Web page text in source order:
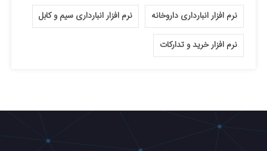
نرم افزار انبارداری داروخانه نرم افزار انبارداری سیم و کابل
نرم افزار خرید و تدارکات